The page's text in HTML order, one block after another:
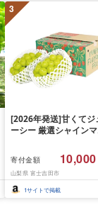
3
[2026年発送]甘くてジ
ーシー 厳選シャインマ
月前半(1〜15日)から
月下旬までの発送) フ
ーツ ぶどう 果物 山梨
産 2026 旬 大粒 高級
寄付金額 10,000
山梨県 富士吉田市
1サイトで掲載